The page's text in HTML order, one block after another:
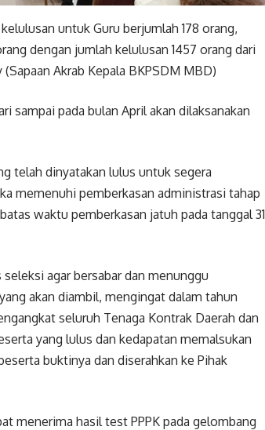
untuk Guru berjumlah 178 orang,
dengan jumlah kelulusan 1457 orang dari
Akrab Kepala BKPSDM MBD)
sampai pada bulan April akan dilaksanakan
telah dinyatakan lulus untuk segera
memenuhi pemberkasan administrasi tahap
waktu pemberkasan jatuh pada tanggal 31
agar bersabar dan menunggu
akan diambil, mengingat dalam tahun
seluruh Tenaga Kontrak Daerah dan
yang lulus dan kedapatan memalsukan
buktinya dan diserahkan ke Pihak
menerima hasil test PPPK pada gelombang